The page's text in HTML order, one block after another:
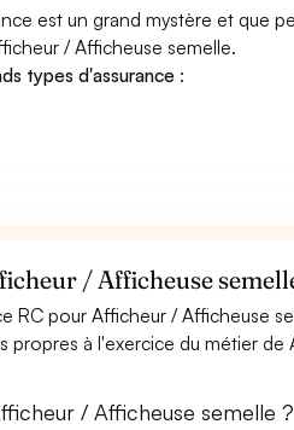
est un grand mystère et que
/ Afficheuse semelle.
types d'assurance :
/ Afficheuse
RC pour Afficheur / Afficheuse
propres à l'exercice du métier de
/ Afficheuse semelle ?